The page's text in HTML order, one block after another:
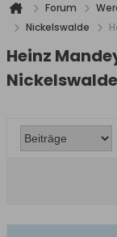
Forum
Nickelswalde
Heinz
Nickelswalde